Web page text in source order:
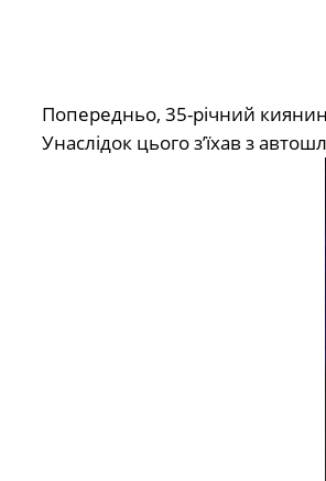
Попередньо, 35-річний
Унаслідок цього з’їхав з